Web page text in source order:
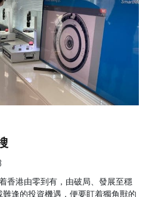
香港由零到有，由破局、發展至穩
逢的投資機遇，便要盯着獨角獸的